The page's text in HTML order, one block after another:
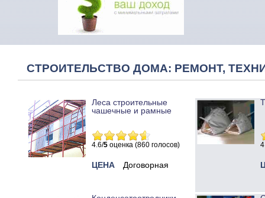
СТРОИТЕЛЬСТВО ДОМА: РЕМОНТ,
Леса строительные
чашечные и рамные
4.6/5 оценка (860 голосов)
ЦЕНА Договорная